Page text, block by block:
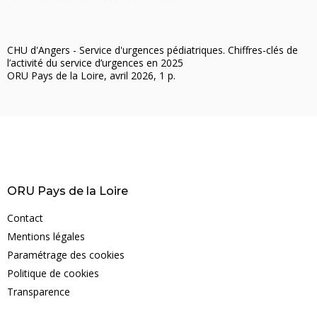
CHU d'Angers - Service d'urgences pédiatriques. Chiffres-clés de
l’activité du service d’urgences en 2025
ORU Pays de la Loire, avril 2026, 1 p.
ORU Pays de la Loire
Contact
Mentions légales
Paramétrage des cookies
Politique de cookies
Transparence